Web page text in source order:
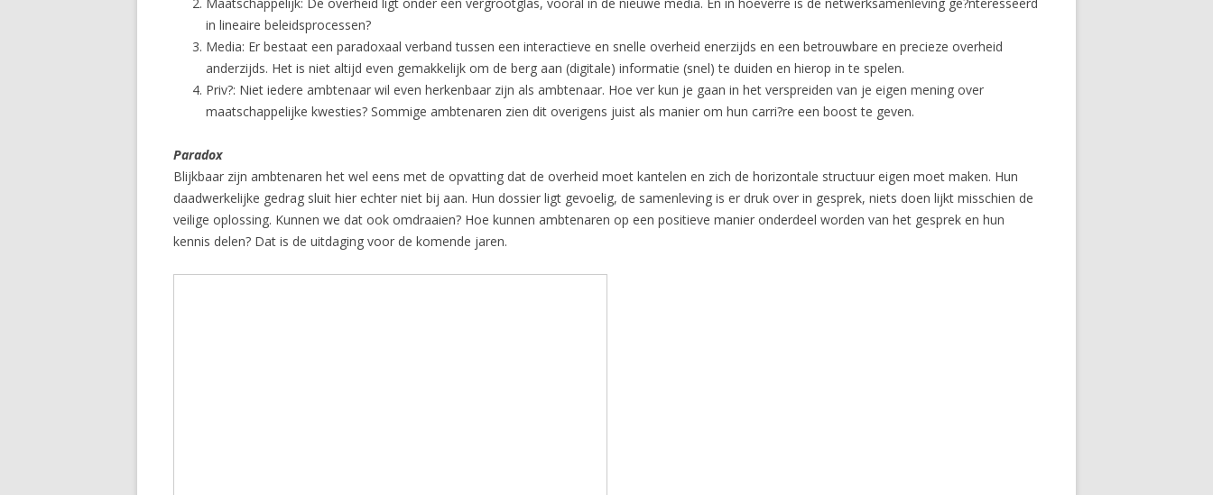
in lineaire beleidsprocessen?
Media: Er bestaat een paradoxaal verband tussen een interactieve en snelle overheid enerzijds en een betrouwbare en precieze overheid
anderzijds. Het is niet altijd even gemakkelijk om de berg aan (digitale) informatie (snel) te duiden en hierop in te spelen.
Priv?: Niet iedere ambtenaar wil even herkenbaar zijn als ambtenaar. Hoe ver kun je gaan in het verspreiden van je eigen mening over
maatschappelijke kwesties? Sommige ambtenaren zien dit overigens juist als manier om hun carri?re een boost te geven.
Paradox
Blijkbaar zijn ambtenaren het wel eens met de opvatting dat de overheid moet kantelen en zich de horizontale structuur eigen moet maken. Hun
daadwerkelijke gedrag sluit hier echter niet bij aan. Hun dossier ligt gevoelig, de samenleving is er druk over in gesprek, niets doen lijkt misschien de
veilige oplossing. Kunnen we dat ook omdraaien? Hoe kunnen ambtenaren op een positieve manier onderdeel worden van het gesprek en hun
kennis delen? Dat is de uitdaging voor de komende jaren.